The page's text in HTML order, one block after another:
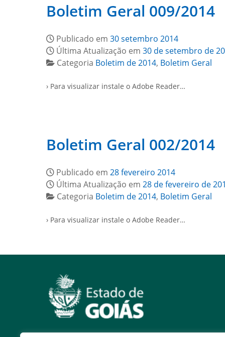
Boletim Geral 009/2014
Publicado em 30 setembro 2014
Última Atualização em 30 de setembro de
Categoria Boletim de 2014, Boletim Geral
› Para visualizar instale o Adobe Reader…
Boletim Geral 002/2014
Publicado em 28 fevereiro 2014
Última Atualização em 28 de fevereiro de
Categoria Boletim de 2014, Boletim Geral
› Para visualizar instale o Adobe Reader…